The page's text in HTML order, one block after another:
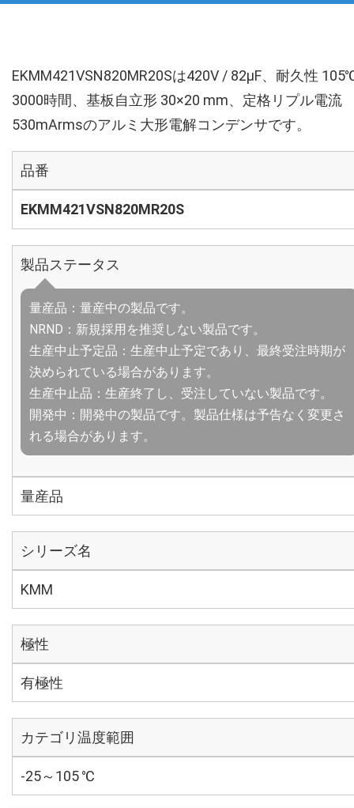
EKMM421VSN820MR20Sは420V / 82µF、耐久性
3000時間、基板自立形 30×20 mm、定格リプル電流
530mArmsのアルミ大形電解コンデンサです。
品番
EKMM421VSN820MR20S
製品ステータス
量産品：量産中の製品です。
NRND：新規採用を推奨しない製品です。
生産中止予定品：生産中止予定であり、最終受注時期が
決められている場合があります。
生産中止品：生産終了し、受注していない製品です。
開発中：開発中の製品です。製品仕様は予告なく変更さ
れる場合があります。
量産品
シリーズ名
KMM
極性
有極性
カテゴリ温度範囲
-25～105 ℃